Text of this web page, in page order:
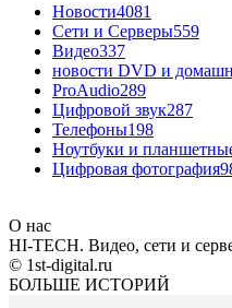
Новости4081
Сети и Серверы559
Видео337
новости DVD и
ProAudio289
Цифровой звук287
Телефоны198
Ноутбуки и
Цифровая фотография
О нас
HI-TECH. Видео, сети и
© 1st-digital.ru
БОЛЬШЕ ИСТОРИЙ